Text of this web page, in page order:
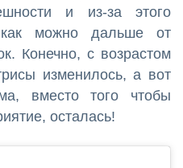
и из-за этого
как можно дальше от
Конечно, с возрастом
изменилось, а вот
вместо того чтобы
осталась!